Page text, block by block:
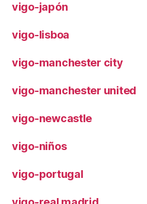
vigo-japón
vigo-lisboa
vigo-manchester city
vigo-manchester united
vigo-newcastle
vigo-niños
vigo-portugal